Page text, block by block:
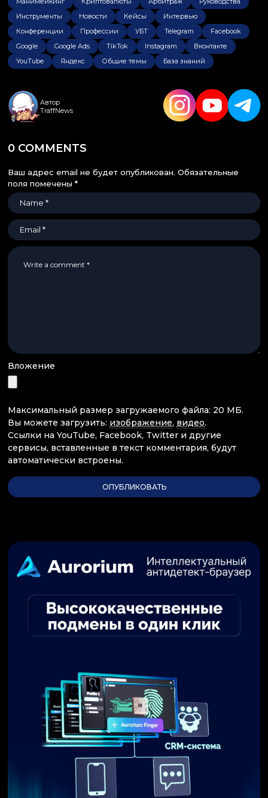
Инструменты
Новости Кейсы
Интервью
Конференции
Профессии УБТ Telegram
Facebook
Google
Google Ads TikTok Instagram
Вконтакте
YouTube
Яндекс Общие темы База знаний
Автор
TraffNews
0 COMMENTS
Ваш адрес email не будет опубликован. Обязательные
поля помечены *
Вложение
Максимальный размер загружаемого файла: 20 МБ.
Вы можете загрузить: изображение, видео.
Ссылки на YouTube, Facebook, Twitter и другие
сервисы, вставленные в текст комментария, будут
автоматически встроены.